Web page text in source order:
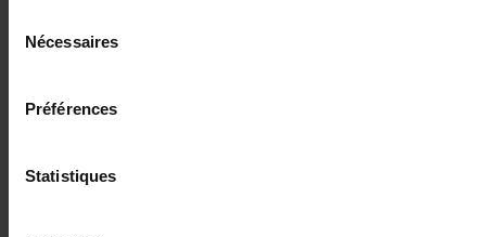
Nécessaires
Préférences
Statistiques